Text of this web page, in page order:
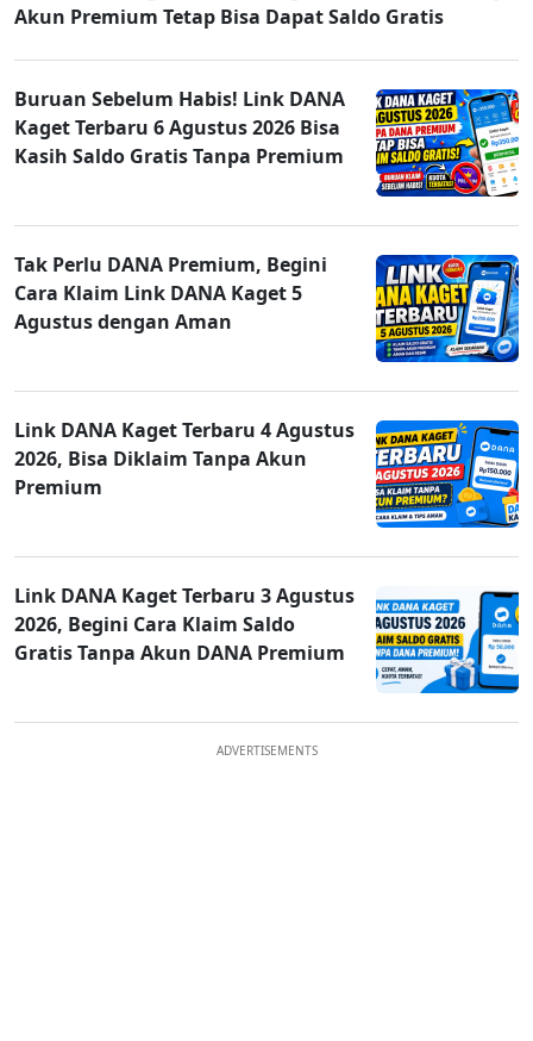
Akun Premium Tetap Bisa Dapat Saldo Gratis
Buruan Sebelum Habis! Link DANA
Kaget Terbaru 6 Agustus 2026 Bisa
Kasih Saldo Gratis Tanpa Premium
Tak Perlu DANA Premium, Begini
Cara Klaim Link DANA Kaget 5
Agustus dengan Aman
Link DANA Kaget Terbaru 4 Agustus
2026, Bisa Diklaim Tanpa Akun
Premium
Link DANA Kaget Terbaru 3 Agustus
2026, Begini Cara Klaim Saldo
Gratis Tanpa Akun DANA Premium
ADVERTISEMENTS